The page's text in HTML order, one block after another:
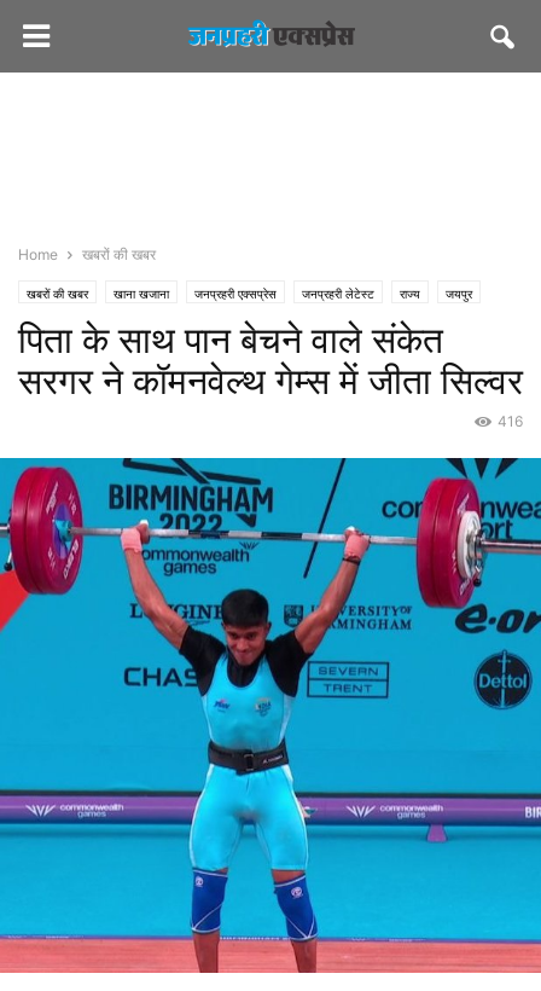
Home खबरों की खबर
खबरों की खबर खाना खजाना जनप्रहरी एक्सप्रेस जनप्रहरी लेटेस्ट राज्य जयपुर
देश/विदेश मस्त खबर
पिता के साथ पान बेचने वाले संकेत
सरगर ने कॉमनवेल्थ गेम्स में जीता सिल्वर
416